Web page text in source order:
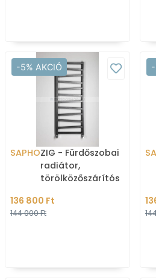
-5% AKCIÓ
SAPHOZIG - Fürdőszobai
radiátor,
törölközőszárítós
50x133,4cm - Antracit
136 800 Ft
144 000 Ft